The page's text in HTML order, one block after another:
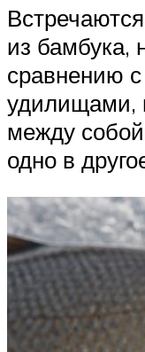
из бамбука,
сравнению
удилищами,
между
одно в